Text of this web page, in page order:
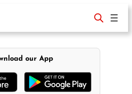
our App